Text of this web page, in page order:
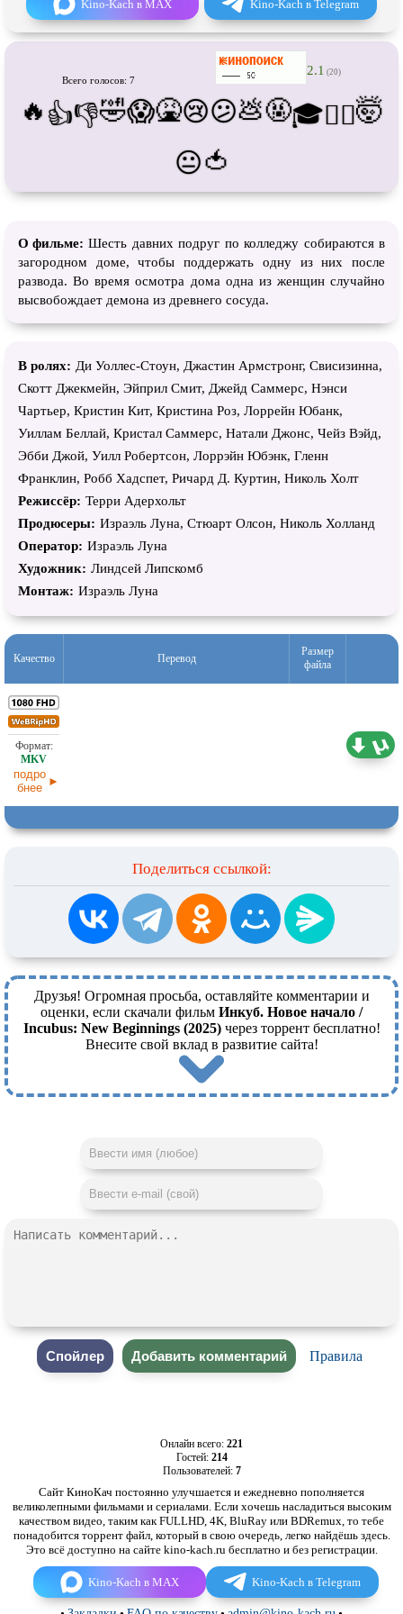
Про футбол Про хакеров
Про хоккей ифигурное
Про шпионов
Про Юристов и Адвокатов Псевдо документальный
Режиссёрская версия Роуд-муви
Стимпанк
Сцены собнажённой натурой Турецкий сериал
В ожидании TeleSynch
CAMRip
Kino-Kach в MAX Kino-Kach в Telegram
Всего голосов: 7
2.1 (20)
🔥 👍👎🤣😱🤮😢😕💩🤬🎓😵‍💫🤯
😐🍅
О фильме: Шесть давних подруг по колледжу собираются в
загородном доме, чтобы поддержать одну из них после
развода. Во время осмотра дома одна из женщин случайно
высвобождает демона из древнего сосуда.
В ролях: Ди Уоллес-Стоун, Джастин Армстронг, Свисизинна,
Скотт Джекмейн, Эйприл Смит, Джейд Саммерс, Нэнси
Чартьер, Кристин Кит, Кристина Роз, Лоррейн Юбанк,
Уиллам Беллай, Кристал Саммерс, Натали Джонс, Чейз Вэйд,
Эбби Джой, Уилл Робертсон, Лоррэйн Юбэнк, Гленн
Франклин, Робб Хадспет, Ричард Д. Куртин, Николь Холт
Режиссёр: Терри Адерхольт
Продюсеры: Израэль Луна, Стюарт Олсон, Николь Холланд
Оператор: Израэль Луна
Художник: Линдсей Липскомб
Монтаж: Израэль Луна
Качество Перевод
Размер
файла
подро
бнее
Поделиться ссылкой:
Друзья! Огромная просьба, оставляйте комментарии и
оценки, если скачали фильм Инкуб. Новое начало /
Incubus: New Beginnings (2025)через торрент бесплатно!
Внесите свой вклад в развитие сайта!
Правила
Онлайн всего: 221
Гостей: 214
Пользователей: 7
Сайт КиноКач постоянно улучшается и ежедневно пополняется
великолепными фильмами и сериалами. Если хочешь насладиться высоким
качеством видео, таким как FULLHD, 4K, BluRay или BDRemux, то тебе
понадобится торрент файл, который в свою очередь, легко найдёшь здесь.
Это всё доступно на сайте kino-kach.ru бесплатно и без регистрации.
Kino-Kach в MAX Kino-Kach в Telegram